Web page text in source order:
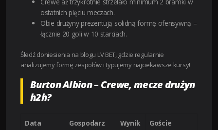
Crewe aż trzykrotnie strzelało minimum 2 bramki w
ostatnich pięciu meczach.
Obie drużyny prezentują solidną formę ofensywną –
łącznie 20 goli w 10 starciach.
Śledź doniesienia na blogu LV BET, gdzie regularnie
analizujemy formę zespołów i typujemy najciekawsze kursy!
Burton Albion – Crewe, mecze drużyn
h2h?
Data Gospodarz Wynik Goście